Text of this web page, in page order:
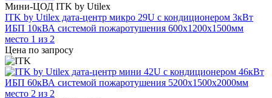
Мини-ЦОД ITK by Utilex
ITK by Utilex дата-центр микро 29U с кондиционером 3кВт
ИБП 10кВА системой пожаротушения 600х1200х1500мм
место 1 из 2
Цена по запросу